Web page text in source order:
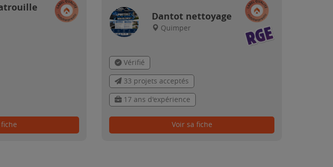
Dantot nettoyage
Quimper
Vérifié
33 projets acceptés
17 ans d'expérience
Voir sa fiche